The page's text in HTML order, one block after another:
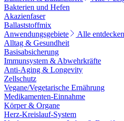
Bakterien und Hefen
Akazienfaser
Ballaststoffmix
Anwendungsgebiete
Alle entdecken
Alltag & Gesundheit
Basisabsicherung
Immunsystem & Abwehrkräfte
Anti-Aging & Longevity
Zellschutz
Vegane/Vegetarische Ernährung
Medikamenten-Einnahme
Körper & Organe
Herz-Kreislauf-System